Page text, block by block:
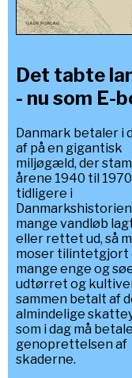
Det tabte
- nu som E-
Danmark betaler i
af på en gigantisk
miljøgæld, der
årene 1940 til
tidligere i
mange vandløb
eller rettet ud, så
moser tilintetgjort
mange enge og
udtørret og
sammen betalt af
almindelige
som i dag må
genoprettelsen af
skaderne.